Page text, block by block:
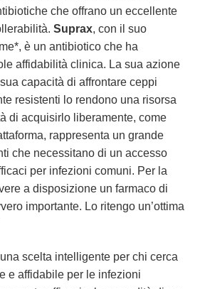
che offrano un eccellente
Suprax, con il suo
è un antibiotico che ha
affidabilità clinica. La sua azione
capacità di affrontare ceppi
resistenti lo rendono una risorsa
di acquisirlo liberamente, come
rappresenta un grande
che necessitano di un accesso
per infezioni comuni. Per la
a disposizione un farmaco di
importante. Lo ritengo un’ottima
scelta intelligente per chi cerca
e affidabile per le infezioni